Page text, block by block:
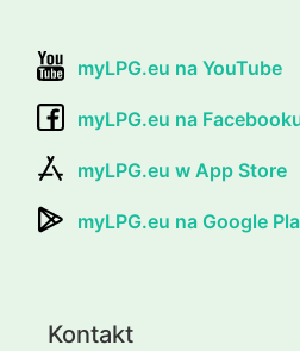
myLPG.eu na YouTube
myLPG.eu na
myLPG.eu w App Store
myLPG.eu na Google
Kontakt